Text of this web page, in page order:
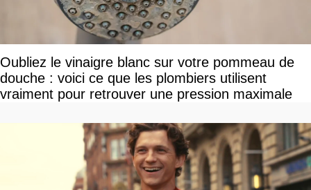
Oubliez le vinaigre blanc sur votre pommeau de
douche : voici ce que les plombiers utilisent
vraiment pour retrouver une pression maximale